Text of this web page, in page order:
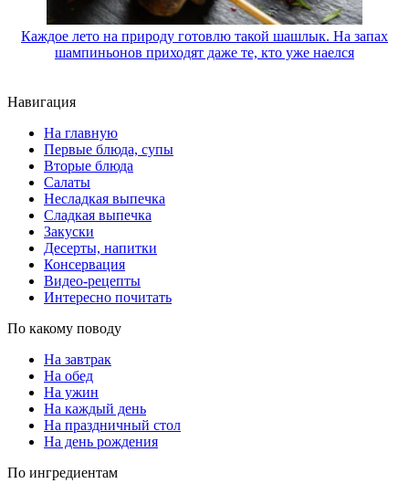
Каждое лето на природу готовлю такой шашлык. На запах
шампиньонов приходят даже те, кто уже наелся
Навигация
На главную
Первые блюда, супы
Вторые блюда
Салаты
Несладкая выпечка
Сладкая выпечка
Закуски
Десерты, напитки
Консервация
Видео-рецепты
Интересно почитать
По какому поводу
На завтрак
На обед
На ужин
На каждый день
На праздничный стол
На день рождения
По ингредиентам